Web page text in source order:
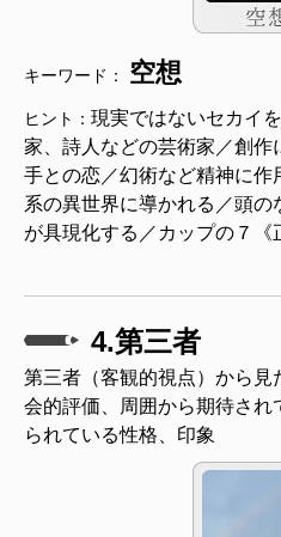
キーワード： 空想
ヒント： 現実ではないセカイ
家、詩人などの芸術家／創作
手との恋／幻術など精神に作
系の異世界に導かれる／頭
が具現化する／カップの７《
4.第三者
第三者（客観的視点）から見
会的評価、周囲から期待され
られている性格、印象